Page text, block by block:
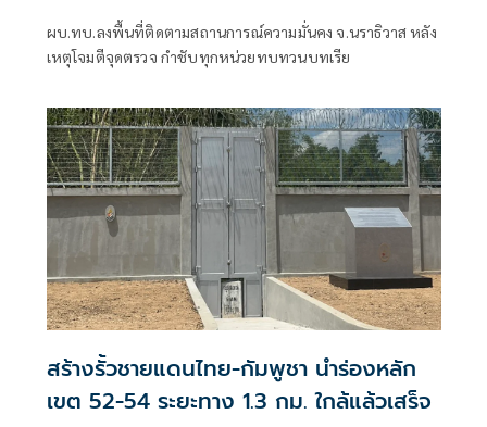
ผบ.ทบ.ลงพื้นที่ติดตามสถานการณ์ความมั่นคง จ.นราธิวาส หลัง
เหตุโจมตีจุดตรวจ กำชับทุกหน่วยทบทวนบทเรีย
สร้างรั้วชายแดนไทย-กัมพูชา นำร่องหลัก
เขต 52-54 ระยะทาง 1.3 กม. ใกล้แล้วเสร็จ